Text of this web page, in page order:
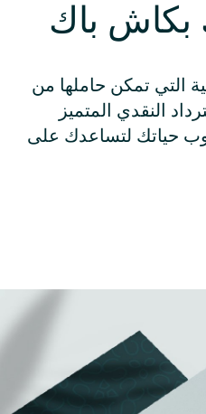
بكاش باك
التي تمكن حاملها من
النقدي المتميز
حياتك لتساعدك على